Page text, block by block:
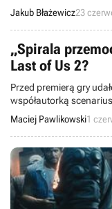
powinniśmy się
– nagich pośladków.
Jakub Błażewicz23
„Spirala
Last of Us 2?
Przed premierą gry
współautorką
tym, wokół jakich
Naughty Dog.
Maciej Pawlikowski1